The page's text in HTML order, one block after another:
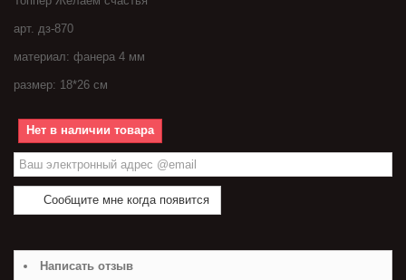
арт. дз-870
материал: фанера 4 мм
размер: 18*26 см
Нет в наличии товара
Сообщите мне когда появится
Написать отзыв